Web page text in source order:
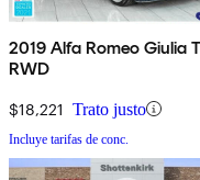
2019 Alfa Romeo Giulia
RWD
$18,221 Trato justo
Incluye tarifas de conc.